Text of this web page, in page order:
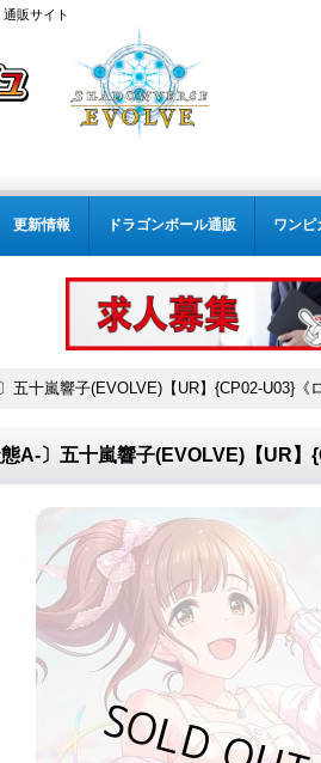
販サイト
更新情報 ドラゴンボール通販 ワンピ
五十嵐響子(EVOLVE)【UR】{CP02-U03}《
A-〕五十嵐響子(EVOLVE)【UR】